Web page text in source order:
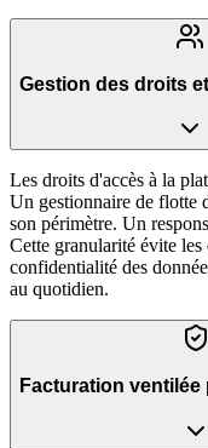
Gestion des droits
Les droits d'accès à la
Un gestionnaire de flotte
son périmètre. Un
Cette granularité évite les
confidentialité des
au quotidien.
Facturation